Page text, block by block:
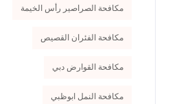
مكافحة الصراصير رأس الخيمة
مكافحة الفئران القصيص
مكافحة القوارض دبي
مكافحة النمل ابوظبي